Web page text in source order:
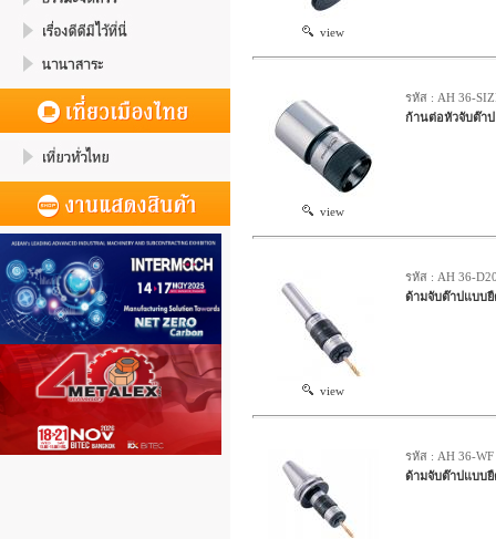
view
view
รหัส : AH 36-
ก้านต่อหัวจับต๊าป
view
รหัส : AH 36-
ด้ามจับต๊าปแบบ
รหัส : AH 36-WF
ด้ามจับต๊าปแบบ